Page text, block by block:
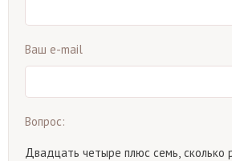
Ваш e-mail
Вопрос:
Двадцать четыре плюс семь, сколько